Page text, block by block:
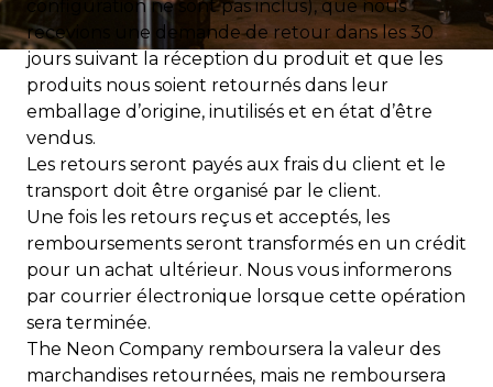
configuration ne sont pas inclus), que nous
recevions une demande de retour dans les 30
jours suivant la réception du produit et que les
produits nous soient retournés dans leur
emballage d’origine, inutilisés et en état d’être
vendus.
Les retours seront payés aux frais du client et le
transport doit être organisé par le client.
Une fois les retours reçus et acceptés, les
remboursements seront transformés en un crédit
pour un achat ultérieur. Nous vous informerons
par courrier électronique lorsque cette opération
sera terminée.
The Neon Company remboursera la valeur des
marchandises retournées, mais ne remboursera